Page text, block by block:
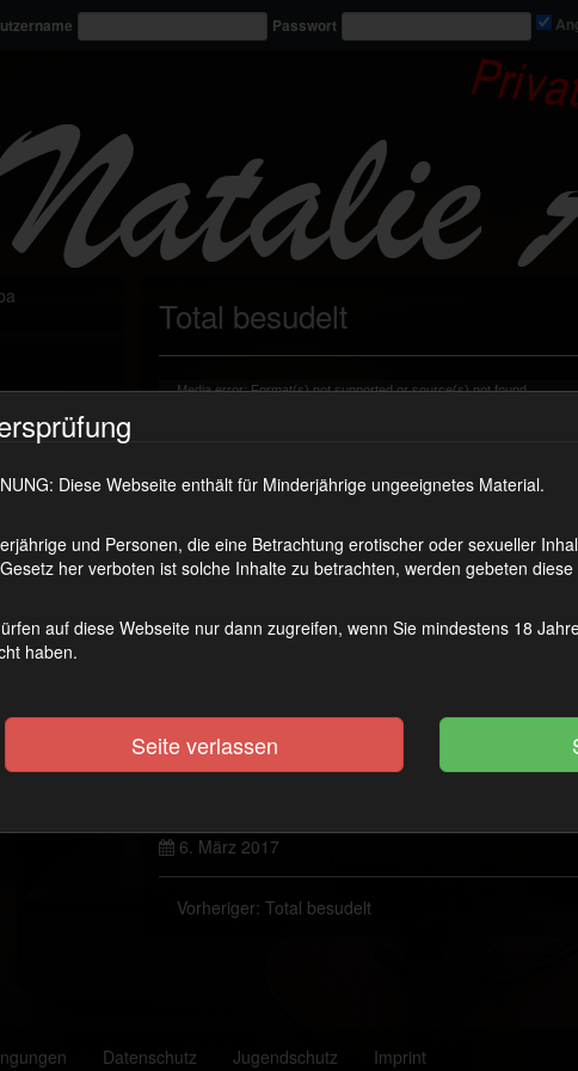
Passwort
Offline
Total besudelt
Video-
Media error: Format(s) not supported or source(s) not found
6. März 2017
Vorheriger: Total besudelt
Datenschutz Jugendschutz Imprint
Diese Webseite enthält für Minderjährige ungeeignetes Material.
und Personen, die eine Betrachtung erotischer oder sexueller
her verboten ist solche Inhalte zu betrachten, werden gebeten
auf diese Webseite nur dann zugreifen, wenn Sie mindestens 18
haben.
Seite verlassen